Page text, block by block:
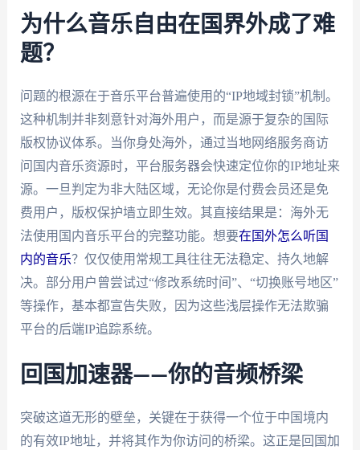
为什么音乐自由在国界外成了难
题？
问题的根源在于音乐平台普遍使用的“IP地域封锁”机制。
这种机制并非刻意针对海外用户，而是源于复杂的国际
版权协议体系。当你身处海外，通过当地网络服务商访
问国内音乐资源时，平台服务器会快速定位你的IP地址来
源。一旦判定为非大陆区域，无论你是付费会员还是免
费用户，版权保护墙立即生效。其直接结果是：海外无
法使用国内音乐平台的完整功能。想要在国外怎么听国
内的音乐？仅仅使用常规工具往往无法稳定、持久地解
决。部分用户曾尝试过“修改系统时间”、“切换账号地区”
等操作，基本都宣告失败，因为这些浅层操作无法欺骗
平台的后端IP追踪系统。
回国加速器——你的音频桥梁
突破这道无形的壁垒，关键在于获得一个位于中国境内
的有效IP地址，并将其作为你访问的桥梁。这正是回国加